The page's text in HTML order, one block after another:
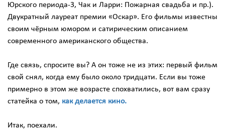
Юрского периода-3, Чак и Ларри: Пожарная свадьба и пр.).
Двукратный лауреат премии «Оскар». Его фильмы известны
своим чёрным юмором и сатирическим описанием
современного американского общества.
Где связь, спросите вы? А он тоже не из этих: первый фильм
свой снял, когда ему было около тридцати. Если вы тоже
примерно в этом же возрасте спохватились, вот вам сразу
статейка о том, как делается кино.
Итак, поехали.